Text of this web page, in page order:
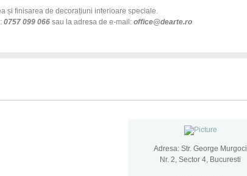
și finisarea de decorațiuni interioare speciale.
0757 099 066 sau la adresa de e-mail: office@dearte.ro
Adresa: Str. George Murgoci
Nr. 2, Sector 4, Bucuresti